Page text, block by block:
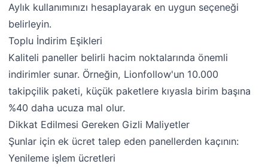
Aylık kullanımınızı hesaplayarak en uygun seçeneği
belirleyin.
Toplu İndirim Eşikleri
Kaliteli paneller belirli hacim noktalarında önemli
indirimler sunar. Örneğin, Lionfollow'un 10.000
takipçilik paketi, küçük paketlere kıyasla birim başına
%40 daha ucuza mal olur.
Dikkat Edilmesi Gereken Gizli Maliyetler
Şunlar için ek ücret talep eden panellerden kaçının:
Yenileme işlem ücretleri